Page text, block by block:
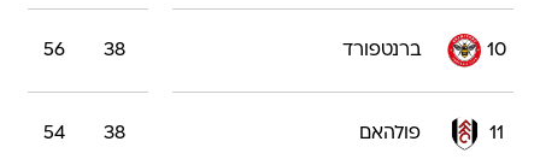
10 ברנטפורד 38
56
11 פולהאם 38
54